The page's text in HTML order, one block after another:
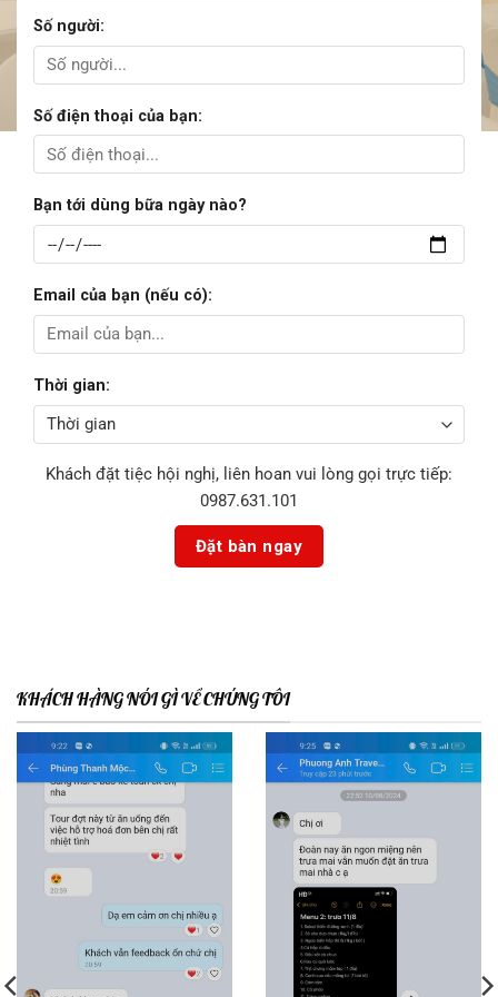
Số người:
Số điện thoại của bạn:
Bạn tới dùng bữa ngày nào?
Email của bạn (nếu có):
Thời gian:
Khách đặt tiệc hội nghị, liên hoan vui lòng gọi trực tiếp:
0987.631.101
KHÁCH HÀNG NÓI GÌ VỀ CHÚNG TÔI